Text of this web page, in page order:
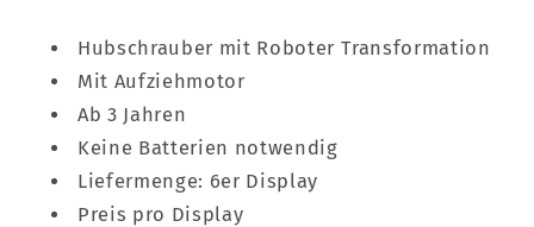
6er
Display
6er
Display
Hubschrauber mit Roboter Transformation
Mit Aufziehmotor
Ab 3 Jahren
Keine Batterien notwendig
Liefermenge: 6er Display
Preis pro Display